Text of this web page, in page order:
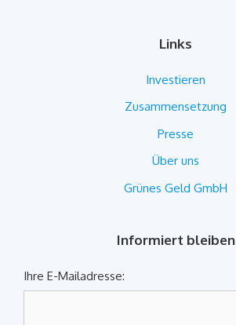
Links
Investieren
Zusammensetzung
Presse
Über uns
Grünes Geld GmbH
Informiert bleiben
Ihre E-Mailadresse: